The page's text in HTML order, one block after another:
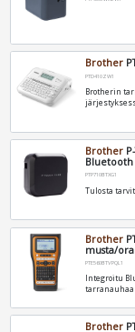
Brother
PTD410ZW1
Brotherin
Brother
PTP710BTXG1
Tulosta
Brother
musta/
PTE560BTVPQL1
Integroitu
tarranauhaa
Brother